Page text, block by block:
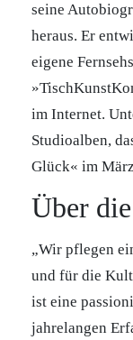
seine
heraus. Er
eigene
im Internet.
Studioalben,
Glück« im
Über
„Wir pflegen
und für die
ist eine
jahrelangen